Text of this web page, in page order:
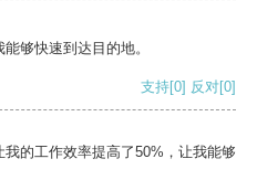
够快速到达目的地。
支持[0] 反对[0]
的工作效率提高了50%，让我能够